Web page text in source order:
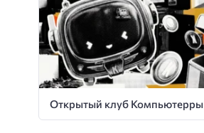
Открытый клуб Компьютерры